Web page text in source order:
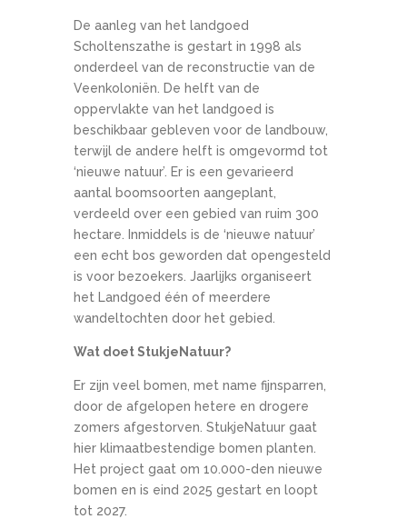
De aanleg van het landgoed
Scholtenszathe is gestart in 1998 als
onderdeel van de reconstructie van de
Veenkoloniën. De helft van de
oppervlakte van het landgoed is
beschikbaar gebleven voor de landbouw,
terwijl de andere helft is omgevormd tot
‘nieuwe natuur’. Er is een gevarieerd
aantal boomsoorten aangeplant,
verdeeld over een gebied van ruim 300
hectare. Inmiddels is de ‘nieuwe natuur’
een echt bos geworden dat opengesteld
is voor bezoekers. Jaarlijks organiseert
het Landgoed één of meerdere
wandeltochten door het gebied.
Wat doet StukjeNatuur?
Er zijn veel bomen, met name fijnsparren,
door de afgelopen hetere en drogere
zomers afgestorven. StukjeNatuur gaat
hier klimaatbestendige bomen planten.
Het project gaat om 10.000-den nieuwe
bomen en is eind 2025 gestart en loopt
tot 2027.